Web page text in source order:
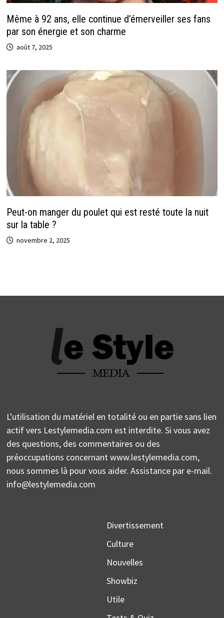
Même à 92 ans, elle continue d’émerveiller ses fans
par son énergie et son charme
août 7, 2025
Peut-on manger du poulet qui est resté toute la nuit
sur la table ?
novembre 2, 2025
L'utilisation du matériel en totalité ou en partie sans lien
actif vers Lestylemedia.com est interdite. Si vous avez
des questions, des commentaires ou des
préoccupations concernant www.lestylemedia.com,
nous sommes là pour vous aider. Assistance par e-mail.
info@lestylemedia.com
Divertissement
Culture
Nouvelles
Showbiz
Utile